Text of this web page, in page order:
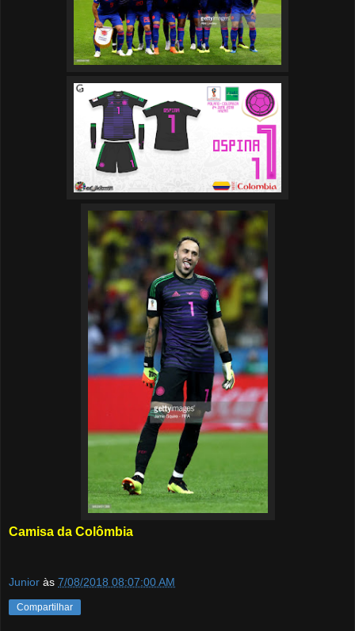
Camisa da Colômbia
Junior às 7/08/2018 08:07:00 AM
Compartilhar